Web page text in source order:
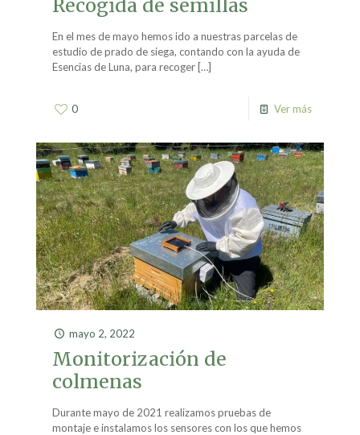
Recogida de semillas
En el mes de mayo hemos ido a nuestras parcelas de
estudio de prado de siega, contando con la ayuda de
Esencias de Luna, para recoger […]
0 Ver más
mayo 2, 2022
Monitorización de
colmenas
Durante mayo de 2021 realizamos pruebas de
montaje e instalamos los sensores con los que hemos